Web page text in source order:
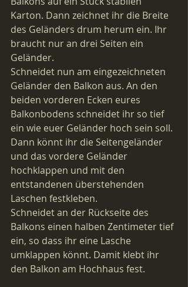
Karton. Dann zeichnet ihr die Breite
des Geländers drum herum ein. Ihr
braucht nur an drei Seiten ein
Geländer.
Schneidet nun am eingezeichneten
Geländer den Balkon aus. An den
beiden vorderen Ecken eures
Balkonbodens schneidet ihr so tief
ein wie euer Geländer hoch sein soll.
Dann könnt ihr die Seitengeländer
und das vordere Geländer
hochklappen und mit den
entstandenen überstehenden
Laschen festkleben.
Schneidet an der Rückseite des
Balkons einen halben Zentimeter tief
ein, so dass ihr eine Lasche
umklappen könnt. Damit klebt ihr
den Balkon am Hochhaus fest.